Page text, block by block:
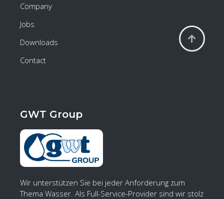
Company
Jobs
Downloads
Contact
GWT Group
Wir unterstützen Sie bei jeder Anforderung zum
Thema Wasser. Als Full-Service-Provider sind wir stolz